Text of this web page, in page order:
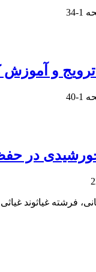
1-34
و آموزش
1-40
در
فرشته غیاثوند غیاثی